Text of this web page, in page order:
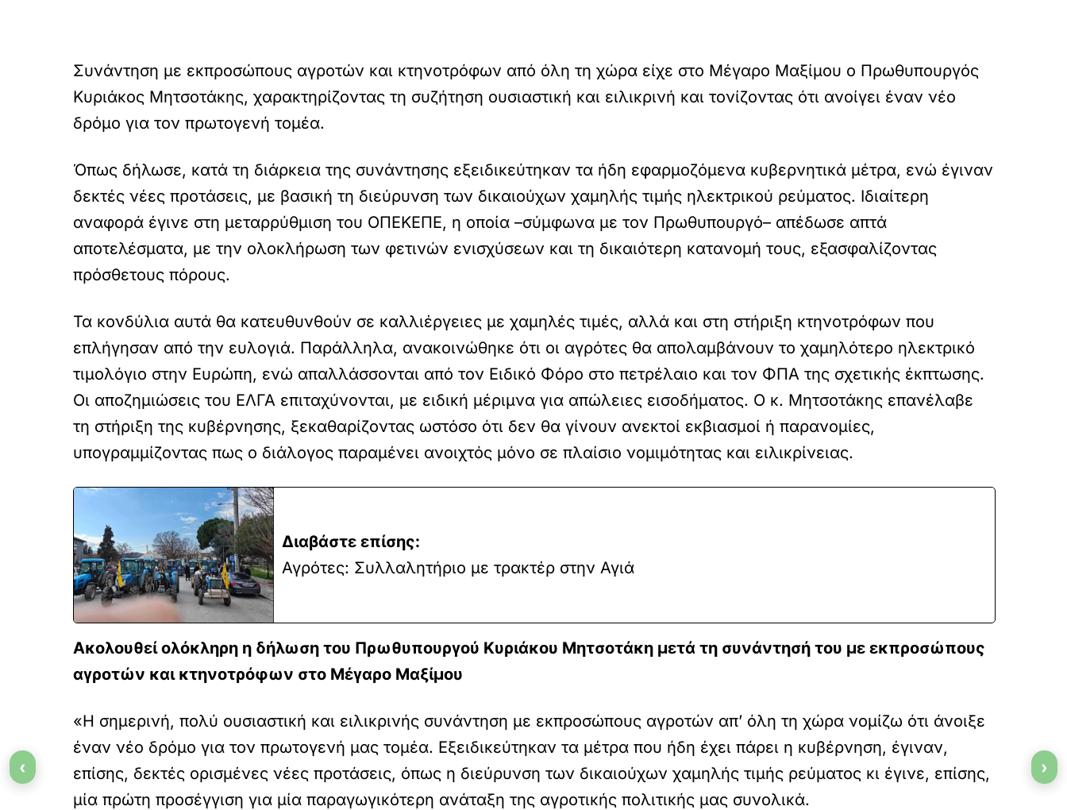
Συνάντηση με εκπροσώπους αγροτών και κτηνοτρόφων από όλη τη χώρα είχε στο Μέγαρο Μαξίμου ο Πρωθυπουργός
Κυριάκος Μητσοτάκης, χαρακτηρίζοντας τη συζήτηση ουσιαστική και ειλικρινή και τονίζοντας ότι ανοίγει έναν νέο
δρόμο για τον πρωτογενή τομέα.
Όπως δήλωσε, κατά τη διάρκεια της συνάντησης εξειδικεύτηκαν τα ήδη εφαρμοζόμενα κυβερνητικά μέτρα, ενώ έγιναν
δεκτές νέες προτάσεις, με βασική τη διεύρυνση των δικαιούχων χαμηλής τιμής ηλεκτρικού ρεύματος. Ιδιαίτερη
αναφορά έγινε στη μεταρρύθμιση του ΟΠΕΚΕΠΕ, η οποία –σύμφωνα με τον Πρωθυπουργό– απέδωσε απτά
αποτελέσματα, με την ολοκλήρωση των φετινών ενισχύσεων και τη δικαιότερη κατανομή τους, εξασφαλίζοντας
πρόσθετους πόρους.
Τα κονδύλια αυτά θα κατευθυνθούν σε καλλιέργειες με χαμηλές τιμές, αλλά και στη στήριξη κτηνοτρόφων που
επλήγησαν από την ευλογιά. Παράλληλα, ανακοινώθηκε ότι οι αγρότες θα απολαμβάνουν το χαμηλότερο ηλεκτρικό
τιμολόγιο στην Ευρώπη, ενώ απαλλάσσονται από τον Ειδικό Φόρο στο πετρέλαιο και τον ΦΠΑ της σχετικής έκπτωσης.
Οι αποζημιώσεις του ΕΛΓΑ επιταχύνονται, με ειδική μέριμνα για απώλειες εισοδήματος. Ο κ. Μητσοτάκης επανέλαβε
τη στήριξη της κυβέρνησης, ξεκαθαρίζοντας ωστόσο ότι δεν θα γίνουν ανεκτοί εκβιασμοί ή παρανομίες,
υπογραμμίζοντας πως ο διάλογος παραμένει ανοιχτός μόνο σε πλαίσιο νομιμότητας και ειλικρίνειας.
Διαβάστε επίσης:
Αγρότες: Συλλαλητήριο με τρακτέρ στην Αγιά
Ακολουθεί ολόκληρη η δήλωση του Πρωθυπουργού Κυριάκου Μητσοτάκη μετά τη συνάντησή του με εκπροσώπους
αγροτών και κτηνοτρόφων στο Μέγαρο Μαξίμου
«Η σημερινή, πολύ ουσιαστική και ειλικρινής συνάντηση με εκπροσώπους αγροτών απ’ όλη τη χώρα νομίζω ότι άνοιξε
έναν νέο δρόμο για τον πρωτογενή μας τομέα. Εξειδικεύτηκαν τα μέτρα που ήδη έχει πάρει η κυβέρνηση, έγιναν,
επίσης, δεκτές ορισμένες νέες προτάσεις, όπως η διεύρυνση των δικαιούχων χαμηλής τιμής ρεύματος κι έγινε, επίσης,
μία πρώτη προσέγγιση για μία παραγωγικότερη ανάταξη της αγροτικής πολιτικής μας συνολικά.
‹ ›